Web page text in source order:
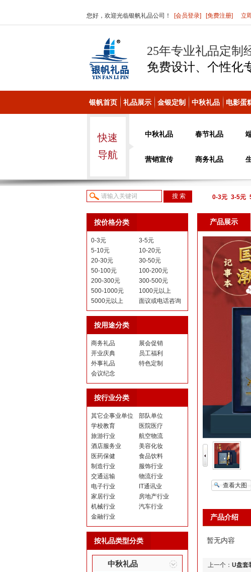
您好，欢迎光临银帆礼品公司！ [会员登录] [免费注册] 立
25年专业礼品定制
免费设计、个性化
银帆首页 礼品展示 金银定制 中秋礼品 电影蛋
快速
导航
中秋礼品 春节礼品
营销宣传 商务礼品
0-3元 3-5元
议或电话咨询
按价格分类
0-3元
3-5元
5-10元
10-20元
20-30元
30-50元
50-100元
100-200元
200-300元
300-500元
500-1000元
1000元以上
5000元以上
面议或电话咨询
按用途分类
商务礼品
展会促销
开业庆典
员工福利
外事礼品
特色定制
会议纪念
按行业分类
其它企事业单位
部队单位
学校教育
医院医疗
旅游行业
航空物流
酒店服务业
美容化妆
医药保健
食品饮料
制造行业
服饰行业
交通运输
物流行业
电子行业
IT通讯业
家居行业
房地产行业
机械行业
汽车行业
金融行业
按礼品类型分类
中秋礼品
产品展示
查看大图
产品介绍
暂无内容
上一个： U盘套